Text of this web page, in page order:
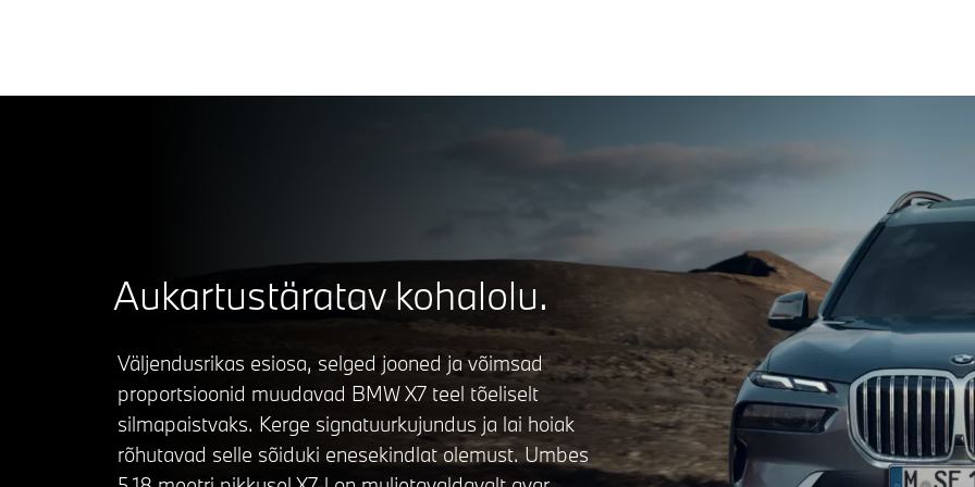
Aukartustäratav kohalolu.
Väljendusrikas esiosa, selged jooned ja võimsad
proportsioonid muudavad BMW X7 teel tõeliselt
silmapaistvaks. Kerge signatuurkujundus ja lai hoiak
rõhutavad selle sõiduki enesekindlat olemust. Umbes